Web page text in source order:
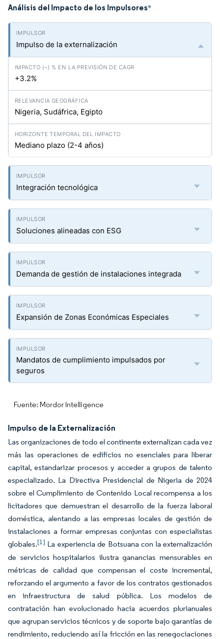
Análisis del Impacto de los Impulsores*
Impulso de la externalización
+3.2%
Nigeria, Sudáfrica, Egipto
Mediano plazo (2-4 años)
Integración tecnológica
Soluciones alineadas con ESG
Demanda de gestión de instalaciones integrada
Expansión de Zonas Económicas Especiales
Mandatos de cumplimiento impulsados por
seguros
Fuente: Mordor Intelligence
Impulso de la Externalización
Las organizaciones de todo el continente externalizan cada vez
más las operaciones de edificios no esenciales para liberar
capital, estandarizar procesos y acceder a grupos de talento
especializado. La Directiva Presidencial de Nigeria de 2024
sobre el Cumplimiento de Contenido Local recompensa a los
licitadores que demuestran el desarrollo de la fuerza laboral
doméstica, alentando a las empresas locales de gestión de
instalaciones a formar empresas conjuntas con especialistas
globales.[1] La experiencia de Botsuana con la externalización
de servicios hospitalarios ilustra ganancias mensurables en
métricas de calidad que compensan el coste incremental,
reforzando el argumento a favor de los contratos gestionados
en infraestructura de salud pública. Los modelos de
contratación han evolucionado hacia acuerdos plurianuales
que agrupan servicios técnicos y de soporte bajo garantías de
rendimiento, reduciendo así la fricción en las renegociaciones